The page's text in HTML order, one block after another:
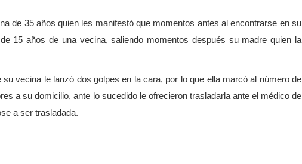
de 35 años quien les manifestó que momentos antes al encontrarse en su
15 años de una vecina, saliendo momentos después su madre quien la
vecina le lanzó dos golpes en la cara, por lo que ella marcó al número de
a su domicilio, ante lo sucedido le ofrecieron trasladarla ante el médico de
a ser trasladada.